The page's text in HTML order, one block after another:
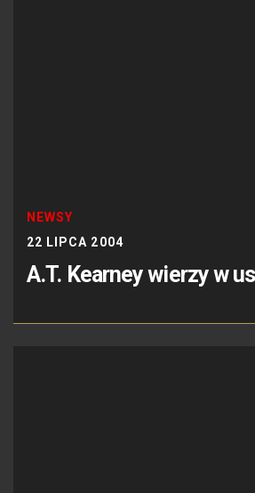
NEWSY
22 LIPCA 2004
A.T. Kearney wierzy w